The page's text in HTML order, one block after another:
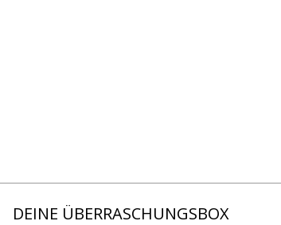
DEINE ÜBERRASCHUNGSBOX